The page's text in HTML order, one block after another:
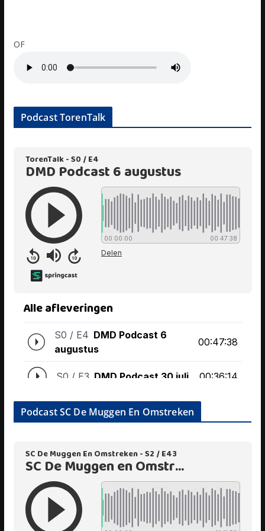
OF
Podcast TorenTalk
Podcast SC De Muggen En Omstreken